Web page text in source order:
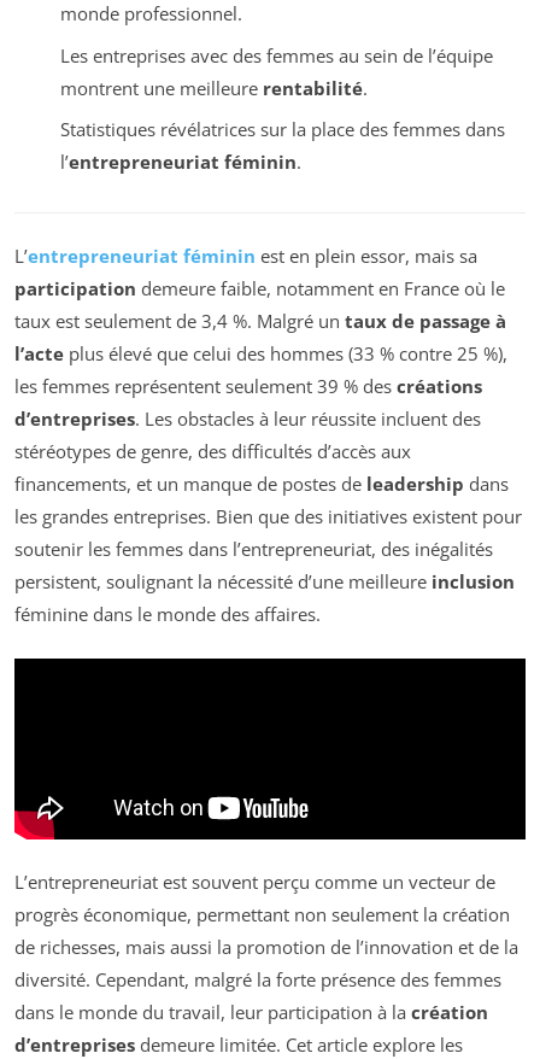
monde professionnel.
Les entreprises avec des femmes au sein de l’équipe
montrent une meilleure rentabilité.
Statistiques révélatrices sur la place des femmes dans
l’entrepreneuriat féminin.
L’entrepreneuriat féminin est en plein essor, mais sa
participation demeure faible, notamment en France où le
taux est seulement de 3,4 %. Malgré un taux de passage à
l’acte plus élevé que celui des hommes (33 % contre 25 %),
les femmes représentent seulement 39 % des créations
d’entreprises. Les obstacles à leur réussite incluent des
stéréotypes de genre, des difficultés d’accès aux
financements, et un manque de postes de leadership dans
les grandes entreprises. Bien que des initiatives existent pour
soutenir les femmes dans l’entrepreneuriat, des inégalités
persistent, soulignant la nécessité d’une meilleure inclusion
féminine dans le monde des affaires.
L’entrepreneuriat est souvent perçu comme un vecteur de
progrès économique, permettant non seulement la création
de richesses, mais aussi la promotion de l’innovation et de la
diversité. Cependant, malgré la forte présence des femmes
dans le monde du travail, leur participation à la création
d’entreprises demeure limitée. Cet article explore les